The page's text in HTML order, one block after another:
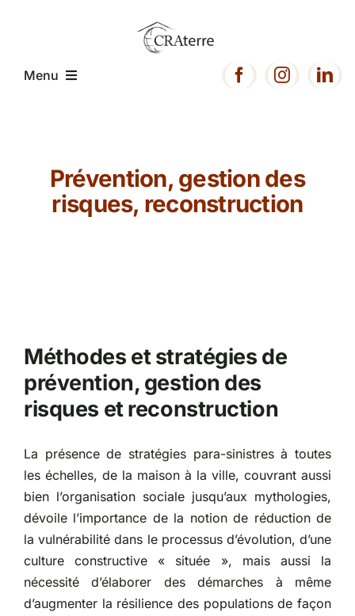
Menu
Présentation
Partenariats
Prévention, gestion des
risques, reconstruction
Méthodes et stratégies de
prévention, gestion des
risques et reconstruction
La présence de stratégies para-sinistres à toutes
les échelles, de la maison à la ville, couvrant aussi
bien l’organisation sociale jusqu’aux mythologies,
dévoile l’importance de la notion de réduction de
la vulnérabilité dans le processus d’évolution, d’une
culture constructive « située », mais aussi la
nécessité d’élaborer des démarches à même
d’augmenter la résilience des populations de façon